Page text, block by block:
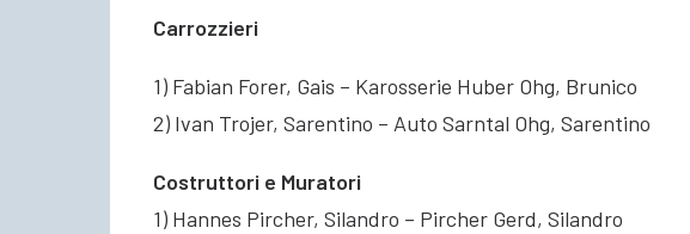
Carrozzieri
1) Fabian Forer, Gais – Karosserie Huber Ohg, Brunico
2) Ivan Trojer, Sarentino – Auto Sarntal Ohg, Sarentino
Costruttori e Muratori
1) Hannes Pircher, Silandro – Pircher Gerd, Silandro